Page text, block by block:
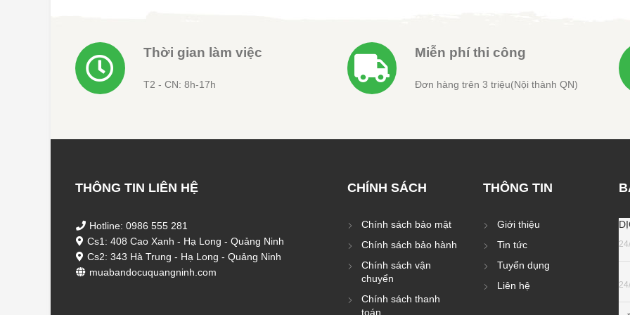
Thời gian làm việc
T2 - CN: 8h-17h
Miễn phí thi công
Đơn hàng trên 3 triệu(Nội thành QN)
THÔNG TIN LIÊN HỆ
Hotline: 0986 555 281
Cs1: 408 Cao Xanh - Hạ Long - Quảng Ninh
Cs2: 343 Hà Trung - Hạ Long - Quảng Ninh
muabandocuquangninh.com
CHÍNH SÁCH
Chính sách bảo mật
Chính sách bảo hành
Chính sách vận
chuyển
Chính sách thanh
toán
THÔNG TIN
Giới thiệu
Tin tức
Tuyển dụng
Liên hệ